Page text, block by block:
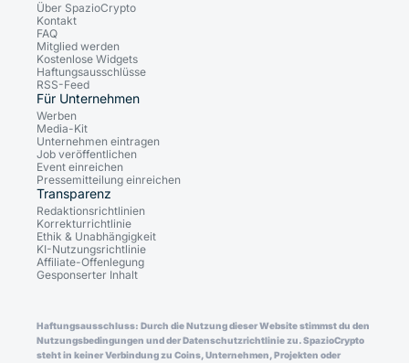
Über SpazioCrypto
Kontakt
FAQ
Mitglied werden
Kostenlose Widgets
Haftungsausschlüsse
RSS-Feed
Für Unternehmen
Werben
Media-Kit
Unternehmen eintragen
Job veröffentlichen
Event einreichen
Pressemitteilung einreichen
Transparenz
Redaktionsrichtlinien
Korrekturrichtlinie
Ethik & Unabhängigkeit
KI-Nutzungsrichtlinie
Affiliate-Offenlegung
Gesponserter Inhalt
Haftungsausschluss: Durch die Nutzung dieser Website stimmst du den
Nutzungsbedingungen und der Datenschutzrichtlinie zu. SpazioCrypto
steht in keiner Verbindung zu Coins, Unternehmen, Projekten oder